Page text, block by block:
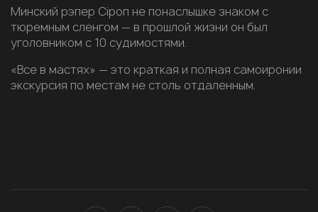
Минский рэпер Сiроп не понаслышке знаком с
тюремным сленгом — в прошлой жизни он был
уголовником с 10 судимостями.
«Все в мастях» — это краткая и полная самоиронии
экскурсия по местам не столь отдаленным.